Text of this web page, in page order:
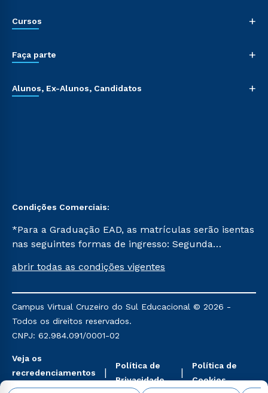
Cursos +
Faça parte +
Alunos, Ex-Alunos, Candidatos +
Condições Comerciais:
*Para a Graduação EAD, as matrículas serão isentas
nas seguintes formas de ingresso: Segunda
Já para as demais, a taxa de matrícula será de R$
mencionadas são referentes aos cursos: Ensino
Religioso, Geografia para a Docência e Metodologia
do Ensino de História: Questões Atuais.
abrir todas as condições vigentes
Campus Virtual Cruzeiro do Sul Educacional © 2026 -
Todos os direitos reservados.
CNPJ: 62.984.091/0001-02
Veja os
recredenciamentos
aqui
Política de
Privacidade
Política de
Cookies